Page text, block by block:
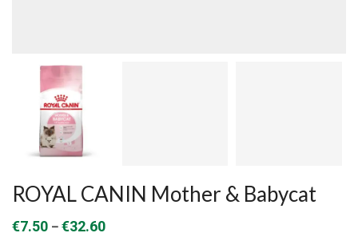
ROYAL CANIN Mother & Babycat
€7.50 –€32.60Price